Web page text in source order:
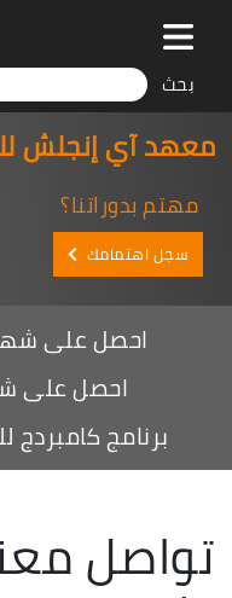
بحث
معهد آي إنجلش
مهتم بدوراتنا؟
سجل اهتمامك
احصل على
احصل على
برنامج كامبردج
تواصل